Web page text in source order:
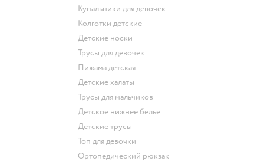
Купальники для девочек
Колготки детские
Детские носки
Трусы для девочек
Пижама детская
Детские халаты
Трусы для мальчиков
Детское нижнее белье
Детские трусы
Топ для девочки
Ортопедический рюкзак